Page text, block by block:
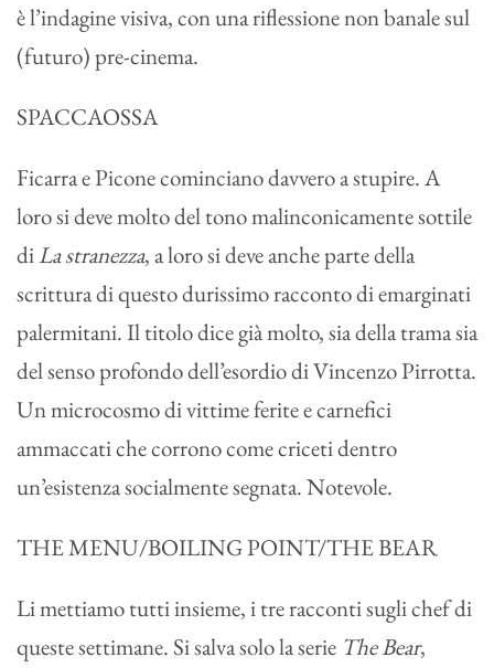
è l’indagine visiva, con una riflessione non banale sul
(futuro) pre-cinema.
SPACCAOSSA
Ficarra e Picone cominciano davvero a stupire. A
loro si deve molto del tono malinconicamente sottile
diLa stranezza, a loro si deve anche parte della
scrittura di questo durissimo racconto di emarginati
palermitani. Il titolo dice già molto, sia della trama sia
del senso profondo dell’esordio di Vincenzo Pirrotta.
Un microcosmo di vittime ferite e carnefici
ammaccati che corrono come criceti dentro
un’esistenza socialmente segnata. Notevole.
THE MENU/BOILING POINT/THE BEAR
Li mettiamo tutti insieme, i tre racconti sugli chef di
queste settimane. Si salva solo la serie The Bear,